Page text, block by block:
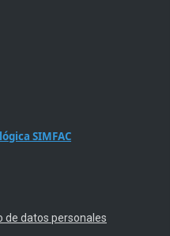
SIMFAC
de datos personales